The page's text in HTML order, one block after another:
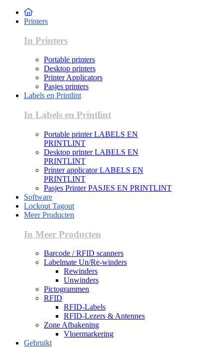
Printers
In Printers
Portable printers
Desktop printers
Printer Applicators
Pasjes printers
Labels en Printlint
In Labels en Printlint
Portable printer LABELS EN
PRINTLINT
Desktop printer LABELS EN
PRINTLINT
Printer applicator LABELS EN
PRINTLINT
Pasjes Printer PASJES EN PRINTLINT
Software
Lockout Tagout
Meer Producten
In Meer Producten
Barcode / RFID scanners
Labelmate Un/Re-winders
Rewinders
Unwinders
Pictogrammen
RFID
RFID-Labels
RFID-Lezers & Antennes
Zone Afbakening
Vloermarkering
Gebruikt